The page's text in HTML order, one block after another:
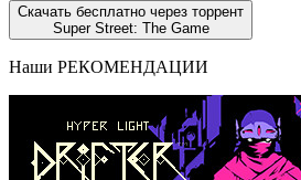
Скачать бесплатно через торрент
Super Street: The Game
Наши РЕКОМЕНДАЦИИ